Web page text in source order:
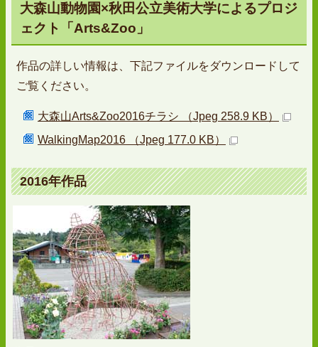
大森山動物園×秋田公立美術大学によるプロジ
ェクト「Arts&Zoo」
作品の詳しい情報は、下記ファイルをダウンロードして
ご覧ください。
大森山Arts&Zoo2016チラシ （Jpeg 258.9 KB）
WalkingMap2016 （Jpeg 177.0 KB）
2016年作品